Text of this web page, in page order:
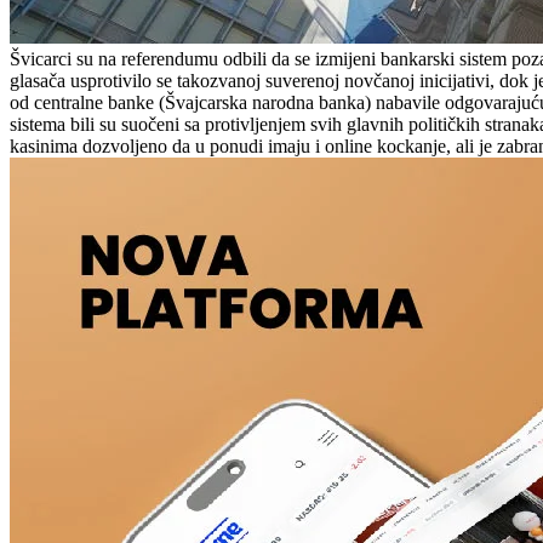
Švicarci su na referendumu odbili da se izmijeni bankarski sistem
glasača usprotivilo se takozvanoj suverenoj novčanoj inicijativi, dok
od centralne banke (Švajcarska narodna banka) nabavile
sistema bili su suočeni sa protivljenjem svih glavnih političkih
kasinima dozvoljeno da u ponudi imaju i online kockanje, ali je